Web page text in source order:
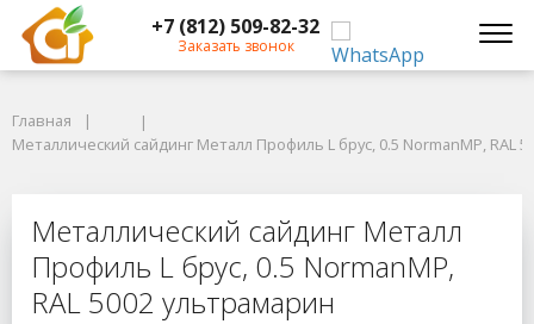
+7 (812) 509-82-32
Заказать звонок
Металлический сайдинг Металл Профиль L брус, 0.5 NormanMP, RAL
Металлический сайдинг Металл
Главная
Металлический сайдинг Металл Профиль L брус, 0.5 NormanMP, RAL
Металлический сайдинг Металл
Профиль L брус, 0.5 NormanMP,
RAL 5002 ультрамарин